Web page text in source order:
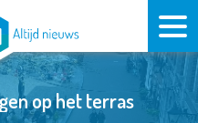
op het terras